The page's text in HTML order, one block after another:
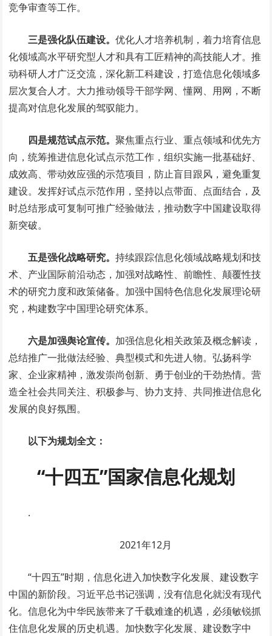
竞争审查等工作。
三是强化队伍建设。优化人才培养机制，着力培育信息
化领域高水平研究型人才和具有工匠精神的高技能人才。推
动科研人才广泛交流，深化新工科建设，打造信息化领域多
层次复合人才。大力推动领导干部学网、懂网、用网，不断
提高对信息化发展的驾驭能力。
四是规范试点示范。聚焦重点行业、重点领域和优先方
向，统筹推进信息化试点示范工作，组织实施一批基础好、
成效高、带动效应强的示范项目，防止盲目跟风，避免重复
建设。发挥好试点示范作用，坚持以点带面、点面结合，及
时总结形成可复制可推广经验做法，推动数字中国建设取得
新突破。
五是强化战略研究。持续跟踪信息化领域战略规划和技
术、产业国际前沿动态，加强对战略性、前瞻性、颠覆性技
术的研究力度和政策储备。加强中国特色信息化发展理论研
究，构建数字中国理论研究体系。
六是加强舆论宣传。 加强信息化相关政策及概念解读，
总结推广一批做法经验、典型模式和先进人物。弘扬科学
家、企业家精神，激发崇尚创新、勇于创业的干劲热情。营
造全社会共同关注、积极参与、协力支持、共同推进信息化
发展的良好氛围。
以下为规划全文：
“十四五”国家信息化规划
.
2021年12月
“十四五”时期，信息化进入加快数字化发展、建设数字
中国的新阶段。习近平总书记强调，没有信息化就没有现代
化。信息化为中华民族带来了千载难逢的机遇，必须敏锐抓
住信息化发展的历史机遇。加快数字化发展、建设数字中